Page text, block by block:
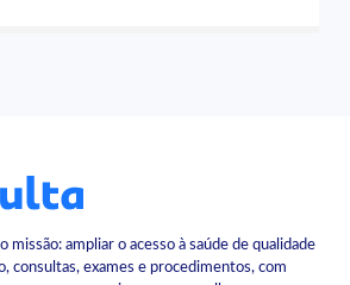
missão: ampliar o acesso à saúde de qualidade
consultas, exames e procedimentos, com